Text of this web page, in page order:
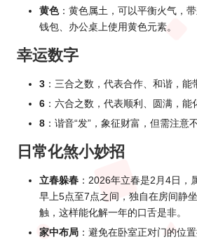
黄色：黄色属土，可以平衡火气，
钱包、办公桌上使用黄色元素。
幸运数字
3 ：三合之数，代表合作、和谐，能
6 ：六合之数，代表顺利、圆满，能
8 ：谐音“发”，象征财富，但需注意
日常化煞小妙招
立春躲春 ：2026年立春是2月4日，
早上5点至7点之间，独自在房间静
触，这样能化解一年的口舌是非。
家中布局 ：避免在卧室正对门的位